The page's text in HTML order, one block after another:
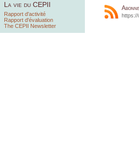
La vie du CEPII
Rapport d'activité
Rapport d'évaluation
The CEPII Newsletter